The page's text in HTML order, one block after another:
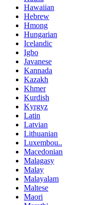
Hawaiian
Hebrew
Hmong
Hungarian
Icelandic
Igbo
Javanese
Kannada
Kazakh
Khmer
Kurdish
Kyrgyz
Latin
Latvian
Lithuanian
Luxembou..
Macedonian
Malagasy
Malay
Malayalam
Maltese
Maori